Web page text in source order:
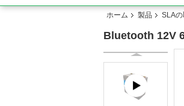
ホーム 製品 SLA
Bluetooth 12V